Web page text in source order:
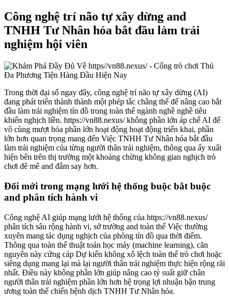
Công nghệ trí não tự xây dừng and
TNHH Tư Nhân hóa bắt đầu làm trải
nghiệm hội viên
Trong thời đại số ngay đây, công nghệ trí não tự xây dừng (AI)
đang phát triển thành thành một phép tắc chẳng thể để nâng cao bắt
đầu làm trải nghiệm tín đồ trong toàn thể ngành nghề nghề tiêu
khiển nghịch liền. https://vn88.nexus/ không phần lớn áp chế AI để
vô cùng mượt hóa phần lớn hoạt động hoạt động triển khai, phần
lớn hơn quan trọng mang đến Việc TNHH Tư Nhân hóa bắt đầu
làm trải nghiệm của từng người thân trải nghiệm, thông qua ấy xuất
hiện bên trên thị trường một khoảng chừng không gian nghịch trò
chơi đê mê and đắm say hơn.
Đổi mới trong mạng lưới hệ thống buộc bắt buộc
and phân tích hành vi
Công nghệ AI giúp mạng lưới hệ thống của https://vn88.nexus/
phân tích sâu rộng hành vi, sở trường and toàn thể Việc thường
xuyên mang tác dụng nghịch của phòng tín đồ qua thời điểm.
Thông qua toàn thể thuật toán học máy (machine learning), căn
nguyên này cứng cáp Dự kiến không xô lệch toàn thể trò chơi hoặc
siêng dụng mang lại mà lại người thân trải nghiệm thực hiện rộng rãi
nhất. Điều này không phần lớn giúp nâng cao tỷ suất giữ chân
người thân trải nghiệm phần lớn hơn hệ trọng lợi nhuận bận trung
ương toàn thể chiến bệnh dịch TNHH Tư Nhân hóa.